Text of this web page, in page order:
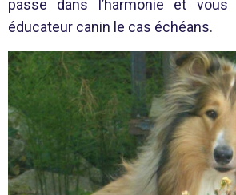
passe dans l’harmonie et
éducateur canin le cas échéans.